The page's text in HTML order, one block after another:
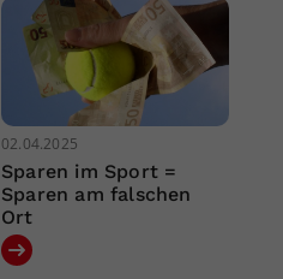
02.04.2025
Sparen im Sport =
Sparen am falschen
Ort